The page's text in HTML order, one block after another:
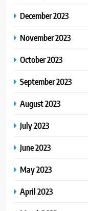
December 2023
November 2023
October 2023
September 2023
August 2023
July 2023
June 2023
May 2023
April 2023